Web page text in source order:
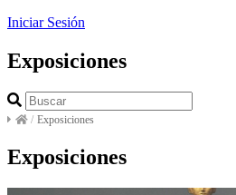
Iniciar Sesión
Exposiciones
/ Exposiciones
Exposiciones